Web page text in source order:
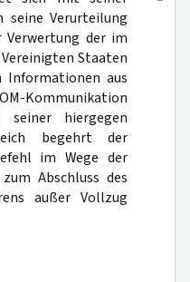
seine Verurteilung
der im
Staaten
Informationen aus
Kommunikation
hiergegen
begehrt der
im Wege der
Abschluss des
außer Vollzug